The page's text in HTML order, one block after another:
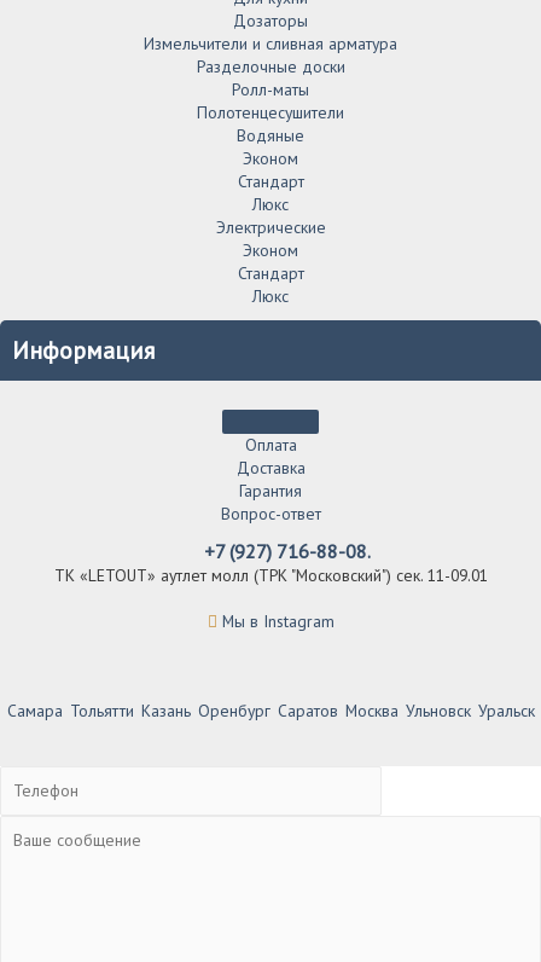
Дозаторы
Измельчители и сливная арматура
Разделочные доски
Ролл-маты
Полотенцесушители
Водяные
Эконом
Стандарт
Люкс
Электрические
Эконом
Стандарт
Люкс
Информация
Оплата
Доставка
Гарантия
Вопрос-ответ
+7 (927) 716-88-08.
ТК «LETOUT» аутлет молл (ТРК "Московский") сек. 11-09.01
Мы в Instagram
Самара Тольятти Казань Оренбург Саратов Москва Ульновск Уральск